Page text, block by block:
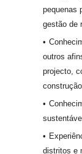
pequenas
gestão de
outros
projecto,
distritos e